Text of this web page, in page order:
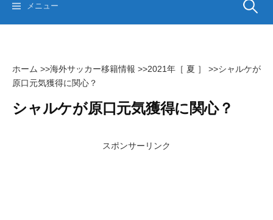
ッ
メニュー 検
ホーム >>海外サッカー移籍情報 >>2021年［ 夏 ］ >>シャルケが
原口元気獲得に関心？
シャルケが原口元気獲得に関心？
スポンサーリンク